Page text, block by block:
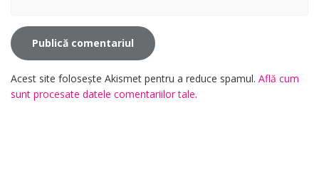
Acest site folosește Akismet pentru a reduce spamul. Află cum
sunt procesate datele comentariilor tale.